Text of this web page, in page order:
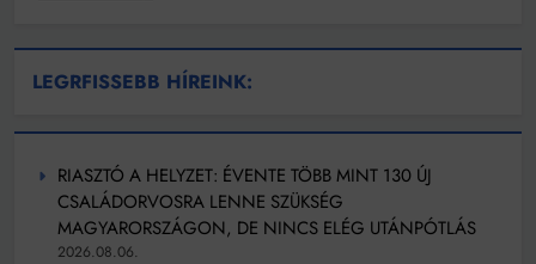
LEGRFISSEBB HÍREINK:
RIASZTÓ A HELYZET: ÉVENTE TÖBB MINT 130 ÚJ
CSALÁDORVOSRA LENNE SZÜKSÉG
MAGYARORSZÁGON, DE NINCS ELÉG UTÁNPÓTLÁS
2026.08.06.